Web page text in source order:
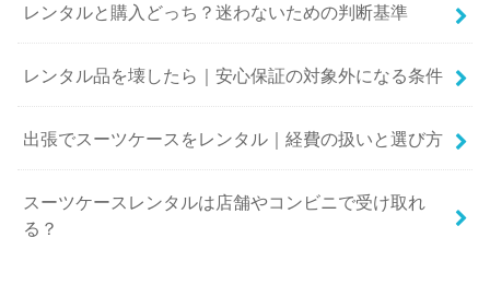
レンタルと購入どっち？迷わないための判断基準
レンタル品を壊したら｜安心保証の対象外になる条件
出張でスーツケースをレンタル｜経費の扱いと選び方
スーツケースレンタルは店舗やコンビニで受け取れ
る？